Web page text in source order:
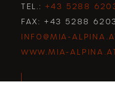
TEL.: +43 5288
FAX: +43 5288
INFO@MIA-
WWW.MIA-